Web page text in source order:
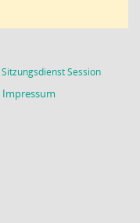
SitzungsdienstSession(Wird in
Impressum